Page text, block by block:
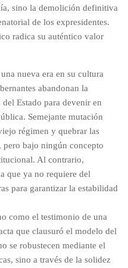
sino la demolición definitiva
de los expresidentes.
radica su auténtico valor
nueva era en su cultura
abandonan la
Estado para devenir en
Semejante mutación
régimen y quebrar las
bajo ningún concepto
Al contrario,
que ya no requiere del
para garantizar la estabilidad
como el testimonio de una
que clausuró el modelo del
se robustecen mediante el
sino a través de la solidez